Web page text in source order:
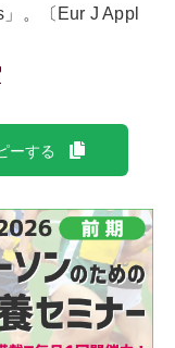
。〔Eur J Appl
ーする